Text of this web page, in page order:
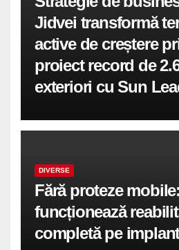
Jidvei transformă
active de creștere
proiect record de
exteriori cu Sun
DIVERSE
Fără proteze
funcționează
completă pe